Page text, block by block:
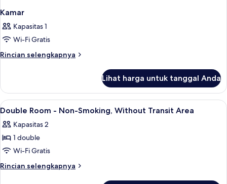
Kamar
Kapasitas 1
Wi-Fi Gratis
Rincian selengkapnya
Rincian
Kamar
Lihat harga untuk tanggal Anda
Lihat
semua
foto
untuk
Double
Room
Selimut bulu angsa, brankas, ruang
7
Double Room - Non-Smoking, Without Transit Area
Kapasitas 2
1 double
Wi-Fi Gratis
Rincian selengkapnya
Rincian